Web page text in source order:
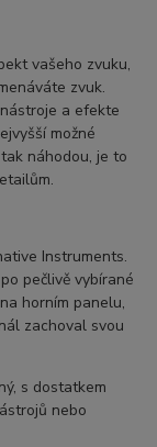
vašeho zvuku,
zvuk.
a efekte
možné
náhodou, je to
Instruments.
pečlivě vybírané
horním panelu,
zachoval svou
s dostatkem
nebo